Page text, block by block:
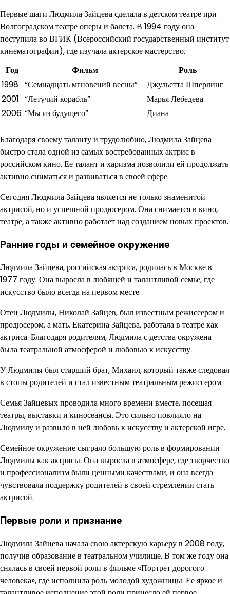
Первые шаги Людмила Зайцева сделала в детском театре при
Волгоградском театре оперы и балета. В 1994 году она
поступила во ВГИК (Всероссийский государственный институт
кинематографии), где изучала актерское мастерство.
Год
Фильм
Роль
1998 “Семнадцать мгновений весны”
Джульетта Шперлинг
2001 “Летучий корабль”
Марья Лебедева
2006 “Мы из будущего” Диана
Благодаря своему таланту и трудолюбию, Людмила Зайцева
быстро стала одной из самых востребованных актрис в
российском кино. Ее талант и харизма позволили ей продолжать
активно сниматься и развиваться в своей сфере.
Сегодня Людмила Зайцева является не только знаменитой
актрисой, но и успешной продюсером. Она снимается в кино,
театре, а также активно работает над созданием новых проектов.
Ранние годы и семейное окружение
Людмила Зайцева, российская актриса, родилась в Москве в
1977 году. Она выросла в любящей и талантливой семье, где
искусство было всегда на первом месте.
Отец Людмилы, Николай Зайцев, был известным режиссером и
продюсером, а мать, Екатерина Зайцева, работала в театре как
актриса. Благодаря родителям, Людмила с детства окружена
была театральной атмосферой и любовью к искусству.
У Людмилы был старший брат, Михаил, который также следовал
в стопы родителей и стал известным театральным режиссером.
Семья Зайцевых проводила много времени вместе, посещая
театры, выставки и киносеансы. Это сильно повлияло на
Людмилу и развило в ней любовь к искусству и актерской игре.
Семейное окружение сыграло большую роль в формировании
Людмилы как актрисы. Она выросла в атмосфере, где творчество
и профессионализм были ценными качествами, и она всегда
чувствовала поддержку родителей в своей стремлении стать
актрисой.
Первые роли и признание
Людмила Зайцева начала свою актерскую карьеру в 2008 году,
получив образование в театральном училище. В том же году она
снялась в своей первой роли в фильме «Портрет дорогого
человека», где исполнила роль молодой художницы. Ее яркое и